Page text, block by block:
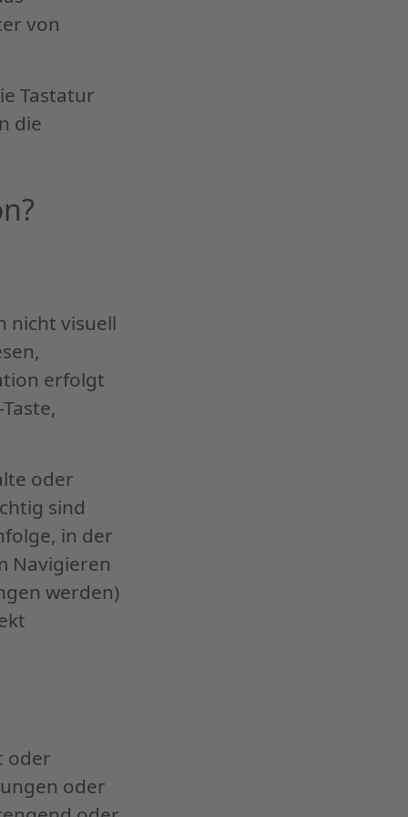
von
Tastatur
die
nicht visuell
erfolgt
oder
sind
in der
Navigieren
werden)
oder
oder